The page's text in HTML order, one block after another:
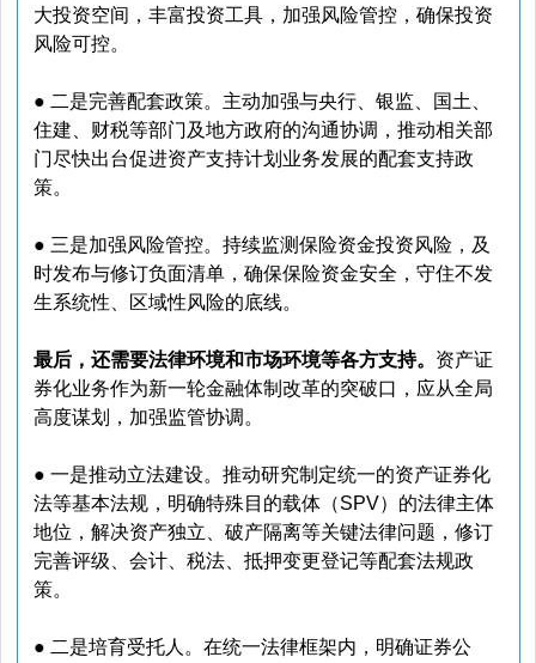
大投资空间，丰富投资工具，加强风险管控，确保投资
风险可控。
● 二是完善配套政策。主动加强与央行、银监、国土、
住建、财税等部门及地方政府的沟通协调，推动相关部
门尽快出台促进资产支持计划业务发展的配套支持政
策。
● 三是加强风险管控。持续监测保险资金投资风险，及
时发布与修订负面清单，确保保险资金安全，守住不发
生系统性、区域性风险的底线。
最后，还需要法律环境和市场环境等各方支持。 资产证
券化业务作为新一轮金融体制改革的突破口，应从全局
高度谋划，加强监管协调。
● 一是推动立法建设。推动研究制定统一的资产证券化
法等基本法规，明确特殊目的载体（SPV）的法律主体
地位，解决资产独立、破产隔离等关键法律问题，修订
完善评级、会计、税法、抵押变更登记等配套法规政
策。
● 二是培育受托人。在统一法律框架内，明确证券公